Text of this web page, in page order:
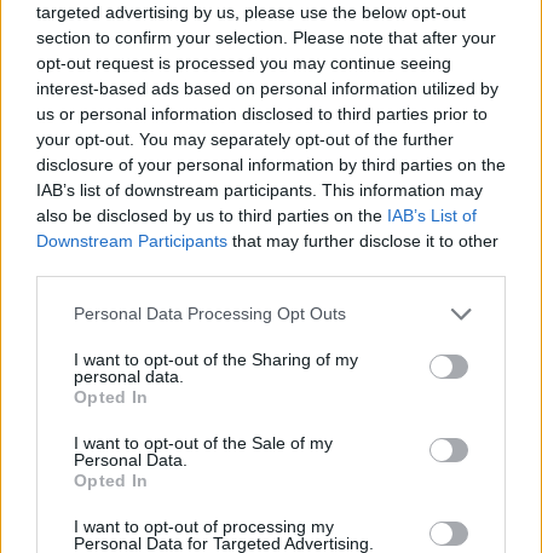
targeted advertising by us, please use the below opt-out
section to confirm your selection. Please note that after your
opt-out request is processed you may continue seeing
interest-based ads based on personal information utilized by
us or personal information disclosed to third parties prior to
your opt-out. You may separately opt-out of the further
disclosure of your personal information by third parties on the
IAB’s list of downstream participants. This information may
also be disclosed by us to third parties on the IAB’s List of
Downstream Participants that may further disclose it to other
Personal Data Processing Opt Outs
I want to opt-out of the Sharing of my
personal data.
Opted In
I want to opt-out of the Sale of my
Personal Data.
Opted In
I want to opt-out of processing my
Personal Data for Targeted Advertising.
Zpravodajství
Středočeský kraj upravil pravidla soutěže.
Obce nově získají body i za předcházení
vzniku odpadu